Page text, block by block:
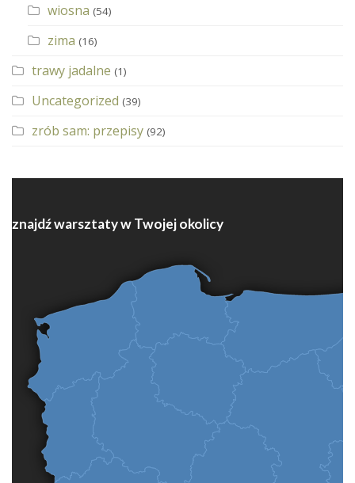
wiosna (54)
zima (16)
trawy jadalne (1)
Uncategorized (39)
zrób sam: przepisy (92)
znajdź warsztaty w Twojej okolicy